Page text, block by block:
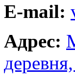
E-mail:
Адрес: